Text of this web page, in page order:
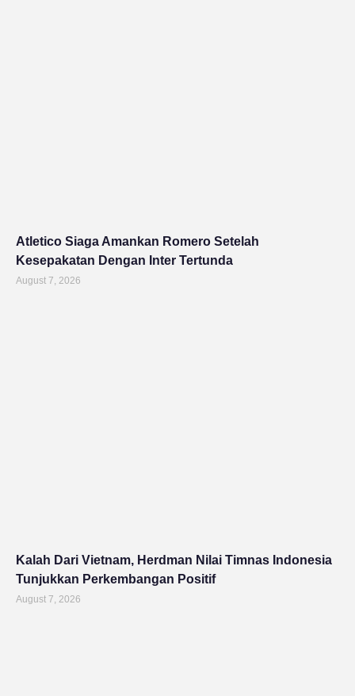
Atletico Siaga Amankan Romero Setelah
Kesepakatan Dengan Inter Tertunda
August 7, 2026
Kalah Dari Vietnam, Herdman Nilai Timnas Indonesia
Tunjukkan Perkembangan Positif
August 7, 2026